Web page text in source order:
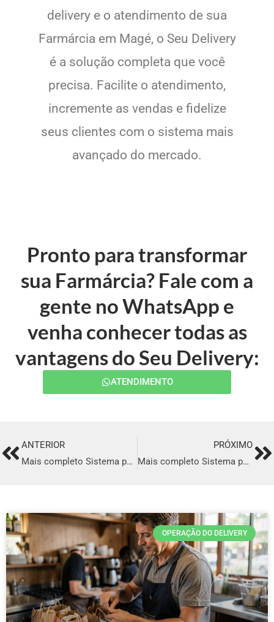
delivery e o atendimento de sua
Farmárcia em Magé, o Seu Delivery
é a solução completa que você
precisa. Facilite o atendimento,
incremente as vendas e fidelize
seus clientes com o sistema mais
avançado do mercado.
Pronto para transformar
sua Farmárcia? Fale com a
gente no WhatsApp e
venha conhecer todas as
vantagens do Seu Delivery:
ATENDIMENTO
PrevANTERIOR
Mais completo Sistema para Delivery em Palmas
PRÓXIMO
Mais completo Sistema para Delivery em São Carlos
OPERAÇÃO DO DELIVERY